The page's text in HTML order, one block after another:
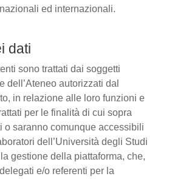
ed internazionali.
dati
sono trattati dai soggetti
dell’Ateneo autorizzati dal
in relazione alle loro funzioni e
per le finalità di cui sopra
o saranno comunque accessibili
dell’Università degli Studi
gestione della piattaforma, che,
e/o referenti per la